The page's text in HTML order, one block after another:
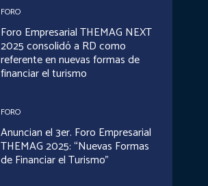
FORO
Foro Empresarial THEMAG NEXT
2025 consolidó a RD como
referente en nuevas formas de
financiar el turismo
FORO
Anuncian el 3er. Foro Empresarial
THEMAG 2025: “Nuevas Formas
de Financiar el Turismo”